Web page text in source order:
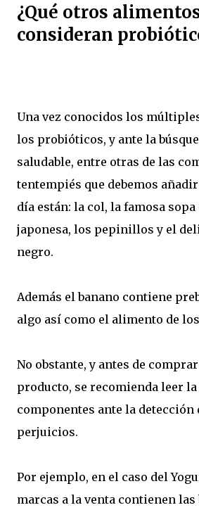
¿Qué otros
consideran
Una vez conocidos los
los probióticos, y ante la
saludable, entre otras de las
tentempiés que debemos
día están: la col, la famosa sopa
japonesa, los pepinillos y el
negro.
Además el banano contiene
algo así como el alimento de
No obstante, y antes de
producto, se recomienda leer la
componentes ante la detección
perjuicios.
Por ejemplo, en el caso del
marcas a la venta contienen las